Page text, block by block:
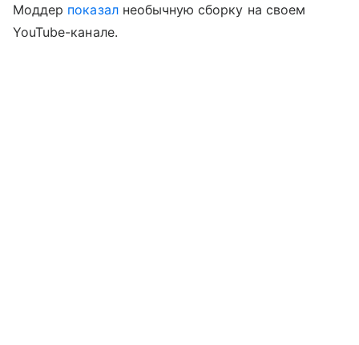
Моддер показалнеобычную сборку на своем
YouTube-канале.